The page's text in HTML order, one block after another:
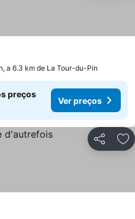
a 6.3 km de La Tour-du-Pin
preços
Ver preços
Partilhar